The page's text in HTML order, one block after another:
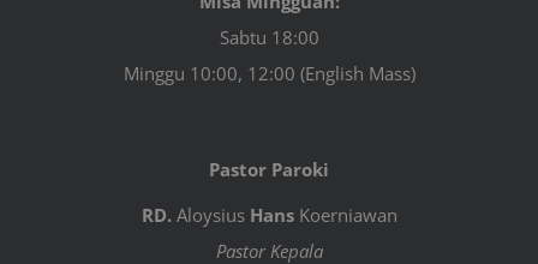
Sabtu 18:00
Minggu 10:00, 12:00 (English Mass)
Pastor Paroki
RD.Aloysius HansKoerniawan
Pastor Kepala